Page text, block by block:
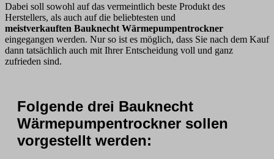
Dabei soll sowohl auf das vermeintlich beste Produkt des
Herstellers, als auch auf die beliebtesten und
meistverkauften Bauknecht Wärmepumpentrockner
eingegangen werden. Nur so ist es möglich, dass Sie nach dem Kauf
dann tatsächlich auch mit Ihrer Entscheidung voll und ganz
zufrieden sind.
Folgende drei Bauknecht
Wärmepumpentrockner sollen
vorgestellt werden: